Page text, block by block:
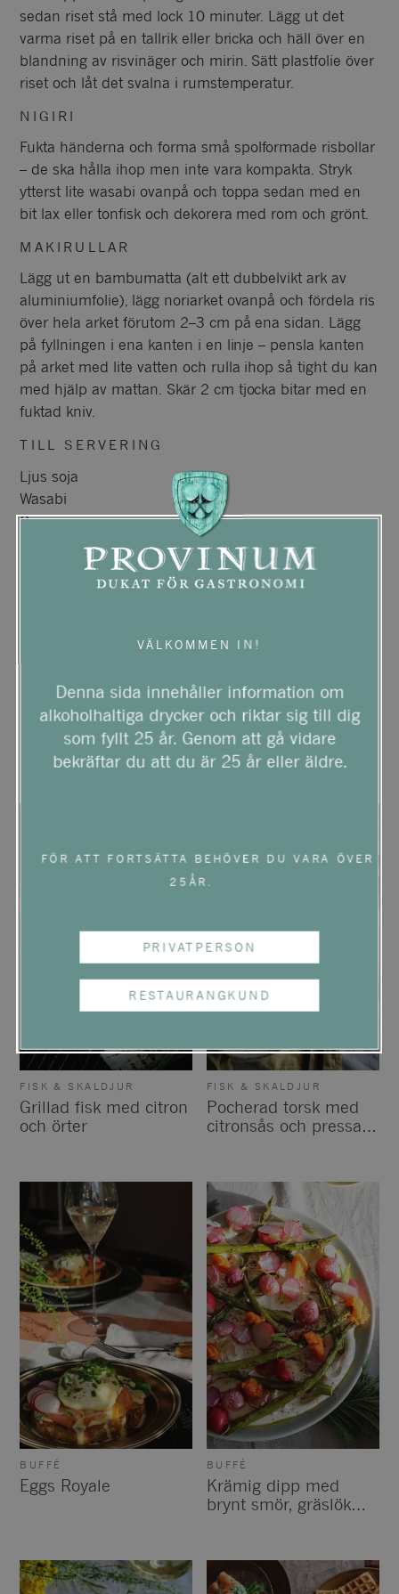
sedan riset stå med lock 10 minuter. Lägg ut det
varma riset på en tallrik eller bricka och häll över en
blandning av risvinäger och mirin. Sätt plastfolie över
riset och låt det svalna i rumstemperatur.
NIGIRI
Fukta händerna och forma små spolformade risbollar
– de ska hålla ihop men inte vara kompakta. Stryk
ytterst lite wasabi ovanpå och toppa sedan med en
bit lax eller tonfisk och dekorera med rom och grönt.
MAKIRULLAR
Lägg ut en bambumatta (alt ett dubbelvikt ark av
aluminiumfolie), lägg noriarket ovanpå och fördela ris
över hela arket förutom 2–3 cm på ena sidan. Lägg
på fyllningen i ena kanten i en linje – pensla kanten
på arket med lite vatten och rulla ihop så tight du kan
med hjälp av mattan. Skär 2 cm tjocka bitar med en
fuktad kniv.
TILL SERVERING
Ljus soja
Wasabi
Gari
Sesamfrön
SE FLER RECEPT
FISK & SKALDJUR
Grillad fisk med citron
och örter
FISK & SKALDJUR
Pocherad torsk med
citronsås och pressad
BUFFÉ
Eggs Royale
BUFFÉ
Krämig dipp med
brynt smör, gräslök
VÄLKOMMEN IN!
Denna sida innehåller information om
alkoholhaltiga drycker och riktar sig till dig
som fyllt 25 år. Genom att gå vidare
bekräftar du att du är 25 år eller äldre.
FÖR ATT FORTSÄTTA BEHÖVER DU VARA ÖVER
25ÅR.
PRIVATPERSON
RESTAURANGKUND